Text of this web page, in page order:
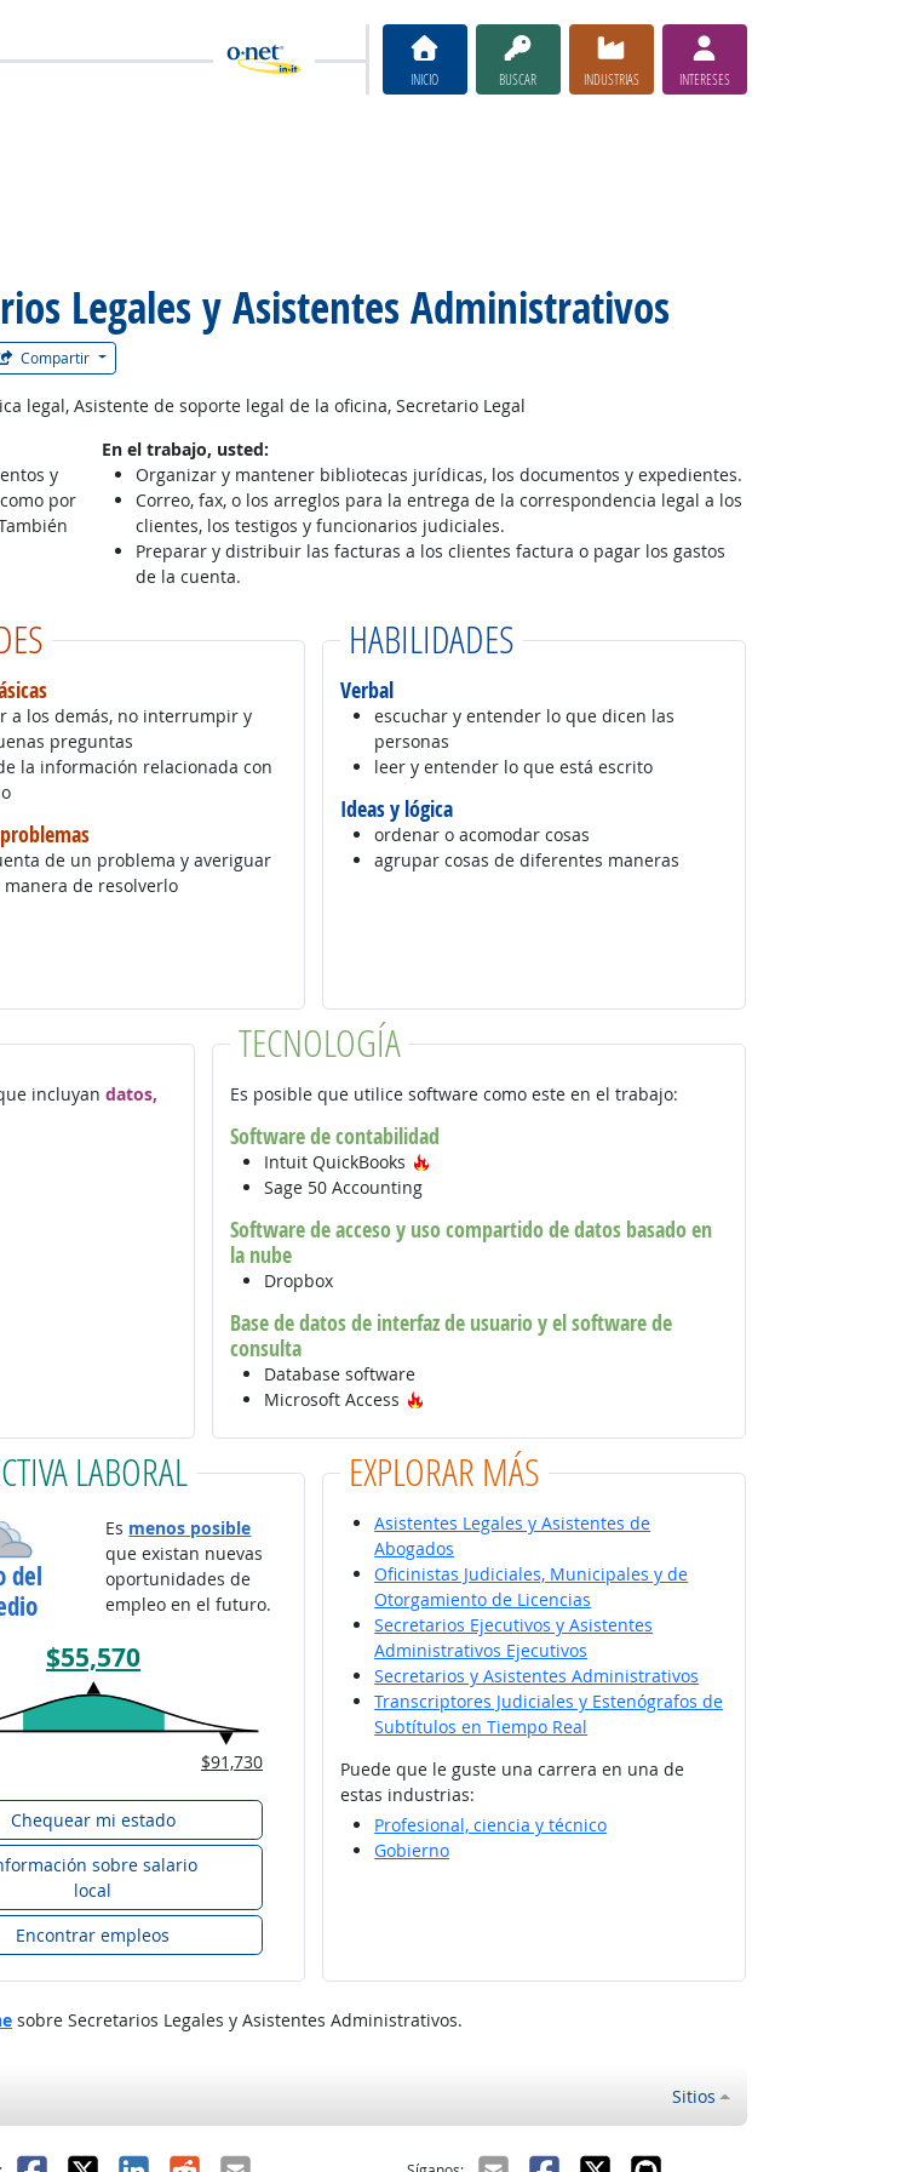
INICIO BUSCAR INDUSTRIAS INTERESES
Legales y Asistentes Administrativos
Compartir
legal, Asistente de soporte legal de la oficina, Secretario Legal
y
por
En el trabajo, usted:
Organizar y mantener bibliotecas jurídicas, los documentos y expedientes.
Correo, fax, o los arreglos para la entrega de la correspondencia legal a los
clientes, los testigos y funcionarios judiciales.
Preparar y distribuir las facturas a los clientes factura o pagar los gastos
de la cuenta.
a los demás, no interrumpir y
preguntas
la información relacionada con
de un problema y averiguar
de resolverlo
HABILIDADES
Verbal
escuchar y entender lo que dicen las
personas
leer y entender lo que está escrito
Ideas y lógica
ordenar o acomodar cosas
agrupar cosas de diferentes maneras
incluyan datos,
TECNOLOGÍA
Es posible que utilice software como este en el trabajo:
Software de contabilidad
Intuit QuickBooks
Sage 50 Accounting
Software de acceso y uso compartido de datos basado en
la nube
Dropbox
Base de datos de interfaz de usuario y el software de
consulta
Database software
Microsoft Access
LABORAL
del
Es menos posible
que existan nuevas
oportunidades de
empleo en el futuro.
$55,570
$91,730
Chequear mi estado
sobre salario
local
Encontrar empleos
EXPLORAR MÁS
Asistentes Legales y Asistentes de
Abogados
Oficinistas Judiciales, Municipales y de
Otorgamiento de Licencias
Secretarios Ejecutivos y Asistentes
Administrativos Ejecutivos
Secretarios y Asistentes Administrativos
Transcriptores Judiciales y Estenógrafos de
Subtítulos en Tiempo Real
Puede que le guste una carrera en una de
estas industrias:
Profesional, ciencia y técnico
Gobierno
sobre Secretarios Legales y Asistentes Administrativos.
Sitios